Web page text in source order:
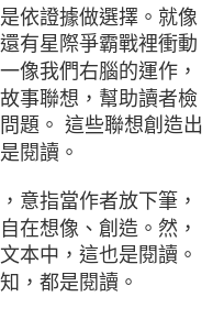
依證據做選擇。就像
有星際爭霸戰裡衝動
像我們右腦的運作，
事聯想，幫助讀者檢
題。 這些聯想創造出
閱讀。
意指當作者放下筆，
在想像、創造。然，
本中，這也是閱讀。
，都是閱讀。